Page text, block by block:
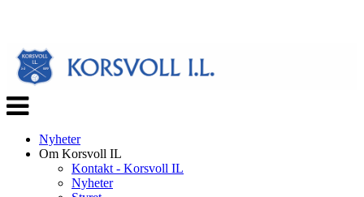
Veksle
navigasjon
Nyheter
Om Korsvoll IL
Kontakt - Korsvoll IL
Nyheter